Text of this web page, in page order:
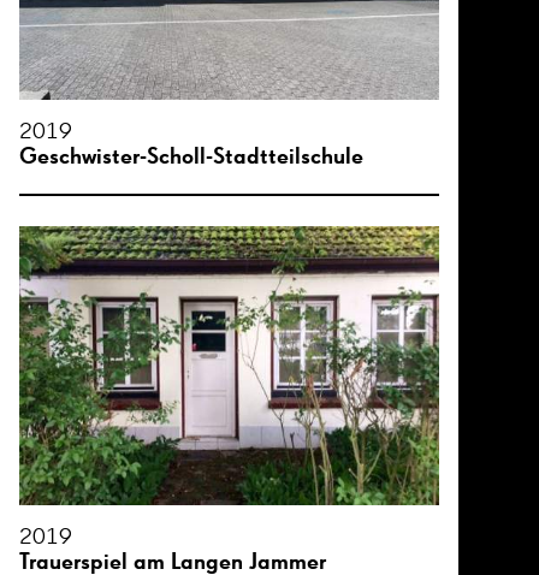
2019
Geschwister-Scholl-Stadtteilschule
2019
Trauerspiel am Langen Jammer